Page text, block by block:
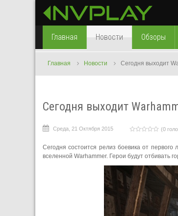
Главная Новости Обзоры
Главная Новости Сегодня выходит
Сегодня выходит
Среда, 21 Октября 2015 (0
Сегодня состоится релиз боевика от
вселенной Warhammer. Герои будут отбивать